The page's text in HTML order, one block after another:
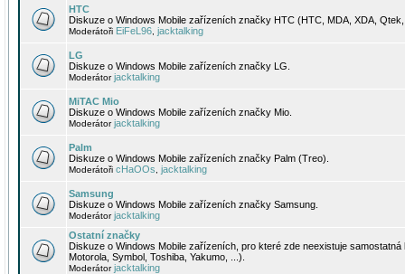
HTC
Diskuze o Windows Mobile zařízeních značky HTC (HTC, MDA, XDA,
Moderátoři EiFeL96 jacktalking
LG
Diskuze o Windows Mobile zařízeních značky LG.
Moderátorjacktalking
MiTAC Mio
Diskuze o Windows Mobile zařízeních značky Mio.
Moderátorjacktalking
Palm
Diskuze o Windows Mobile zařízeních značky Palm (Treo).
Moderátoři cHaOOs jacktalking
Samsung
Diskuze o Windows Mobile zařízeních značky Samsung.
Moderátorjacktalking
Ostatní značky
Diskuze o Windows Mobile zařízeních, pro které zde neexistuje
Motorola, Symbol, Toshiba, Yakumo, ...).
Moderátorjacktalking